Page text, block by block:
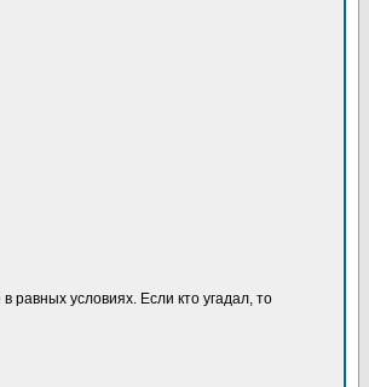
равных условиях. Если кто угадал, то